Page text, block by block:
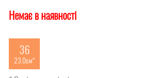
Немає в наявності
36
23.0см